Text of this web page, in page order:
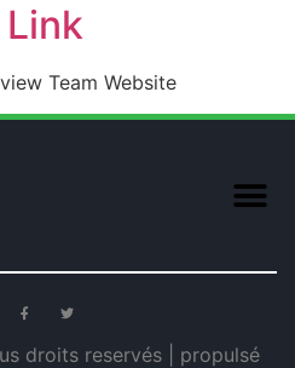
Team Website
droits reservés | propulsé